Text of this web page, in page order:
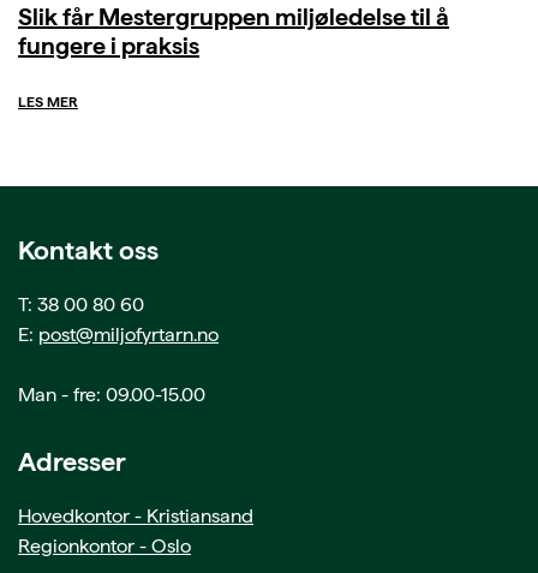
Slik får Mestergruppen miljøledelse til å
fungere i praksis
LES MER
Kontakt oss
T: 38 00 80 60
E: post@miljofyrtarn.no
Man - fre: 09.00-15.00
Adresser
Hovedkontor - Kristiansand
Regionkontor - Oslo